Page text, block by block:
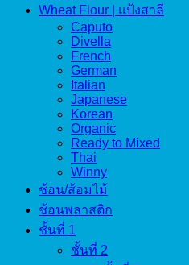
Wheat Flour | แป้งสาลี
Caputo
Divella
French
German
Italian
Japanese
Korean
Organic
Ready to Mixed
Thai
Winny
ช้อน/ส้อมไม้
ช้อนพลาสติก
ชั้นที่ 1
ชั้นที่ 2